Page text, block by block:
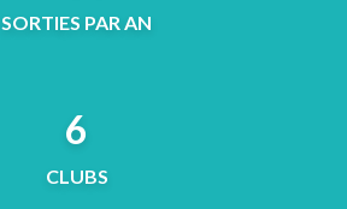
SORTIES PAR AN
6
CLUBS